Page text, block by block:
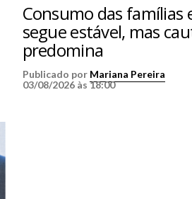
Consumo das famílias
segue estável, mas
predomina
Publicado por Mariana Pereira
03/08/2026 às 18:00